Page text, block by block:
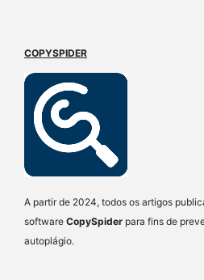
COPYSPIDER
A partir de 2024, todos os artigos
software CopySpider para fins de
autoplágio.